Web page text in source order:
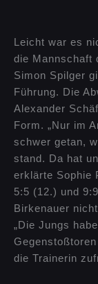
Leicht war es
die Mannschaft
Simon Spilger
Führung. Die
Alexander
Form. „Nur im
schwer getan,
stand. Da hat
erklärte Sophie
5:5 (12.) und
Birkenauer
„Die Jungs
die Trainerin